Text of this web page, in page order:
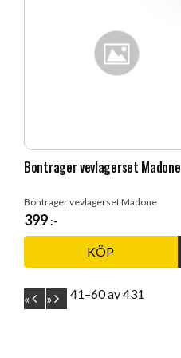
Bontrager vevlagerset Madone
Bontrager vevlagerset Madone
399 :-
KÖP
41–60av431
« »